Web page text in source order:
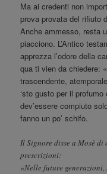
Ma ai credenti non
prova provata del rifiuto
Anche ammesso, resta
piacciono. L’Antico
apprezza l’odore della
qua ti vien da chiedere:
trascendente,
‘sto gusto per il
dev’essere compiuto
fanno un po’ schifo.
Il Signore disse a Mosè
prescrizioni:
«Nelle future